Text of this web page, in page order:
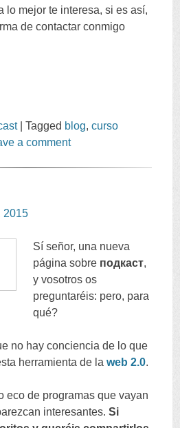
lo mejor te interesa,si es así,
de contactar conmigo
|Tagged blog,curso
a comment
2015
Sí señor, una nueva
página sobre подкаст,
y vosotros os
preguntaréis: pero, para
qué?
no hay conciencia de lo que
herramienta de la web 2.0.
eco de programas que vayan
interesantes.Si